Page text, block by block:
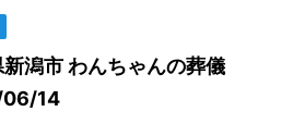
新潟市 わんちゃんの葬儀
14